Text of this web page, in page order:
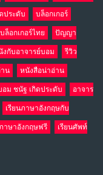
ประดับ บล็อกเกอร์
บล็อกเกอร์ไทย ปัญญา
งกับอาจารย์บอม รีวิว
น หนังสือน่าอ่าน
อม ชนัฐ เกิดประดับ อาจาร
เรียนภาษาอังกฤษกับ
าษาอังกฤษฟรี เรียนศัพท์